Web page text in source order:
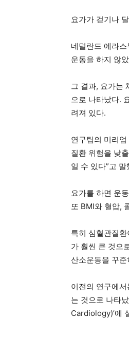
인
생
활
정
행
(PA/
요가가 걷기나
네덜란드 에라
운동을 하지 않
그 결과, 요가는
으로 나타났다.
려져 있다.
연구팀의 미리
질환 위험을 낮
일 수 있다”고 말
요가를 하면 운
또 BMI와 혈압,
특히 심혈관질
가 훨씬 큰 것으
산소운동을 꾸
이전의 연구에
는 것으로 나타
Cardiology)’에